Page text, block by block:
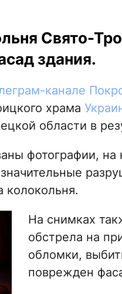
Свято-
здания.
канале
храма
области в
фотографии, на
колокольня.
На снимках
обстрела на
обломки,
поврежден